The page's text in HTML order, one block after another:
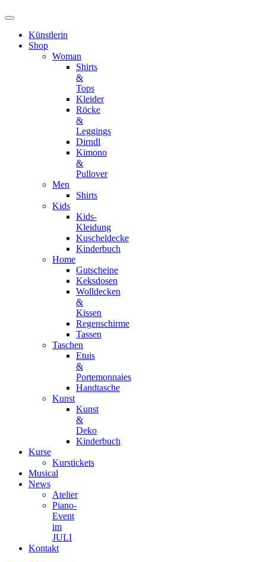
Künstlerin
Shop
Woman
Shirts
&
Tops
Kleider
Röcke
&
Leggings
Dirndl
Kimono
&
Pullover
Men
Shirts
Kids
Kids-
Kleidung
Kuscheldecke
Kinderbuch
Home
Gutscheine
Keksdosen
Wolldecken
&
Kissen
Regenschirme
Tassen
Taschen
Etuis
&
Portemonnaies
Handtasche
Kunst
Kunst
&
Deko
Kinderbuch
Kurse
Kurstickets
Musical
News
Atelier
Piano-
Event
im
JULI
Kontakt